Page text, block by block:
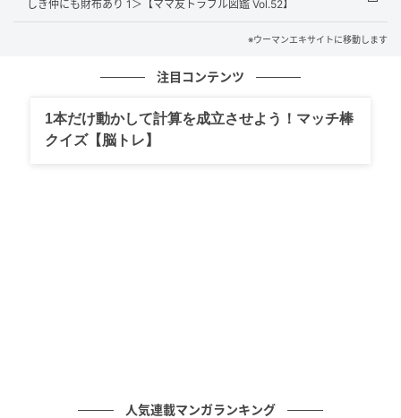
しき仲にも財布あり 1＞【ママ友トラブル図鑑 Vol.52】
※ウーマンエキサイトに移動します
注目コンテンツ
1本だけ動かして計算を成立させよう！マッチ棒
クイズ【脳トレ】
人気連載マンガランキング